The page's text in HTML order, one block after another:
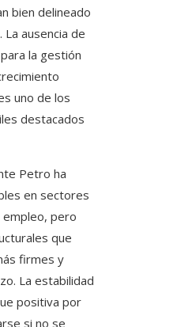
bien delineado
ausencia de
la gestión
uno de los
destacados
Petro ha
en sectores
empleo, pero
que
firmes y
La estabilidad
positiva por
si no se